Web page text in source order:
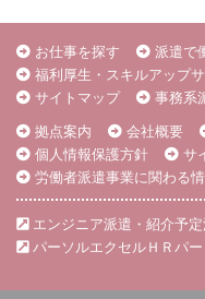
お仕事を探す 派遣で
福利厚生・スキルアップ
サイトマップ
事務系
拠点案内
会社概要
個人情報保護方針
サ
労働者派遣事業に関わる
エンジニア派遣・紹介予定
パーソルエクセルＨＲパ